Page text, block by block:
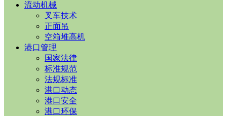
流动机械
叉车技术
正面吊
空箱堆高机
港口管理
国家法律
标准规范
法规标准
港口动态
港口安全
港口环保